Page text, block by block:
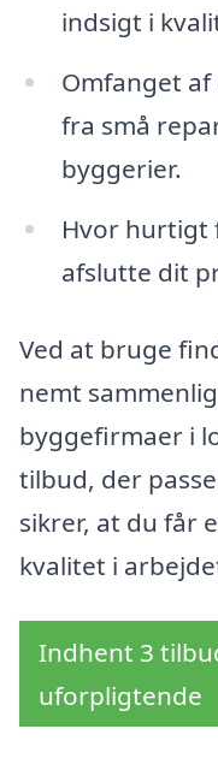
indsigt i
Omfanget
fra små
byggerier.
Hvor hurtigt
afslutte dit
Ved at bruge
nemt
byggefirmaer i
tilbud, der
sikrer, at du får
kvalitet i
Indhent 3
uforpligtende